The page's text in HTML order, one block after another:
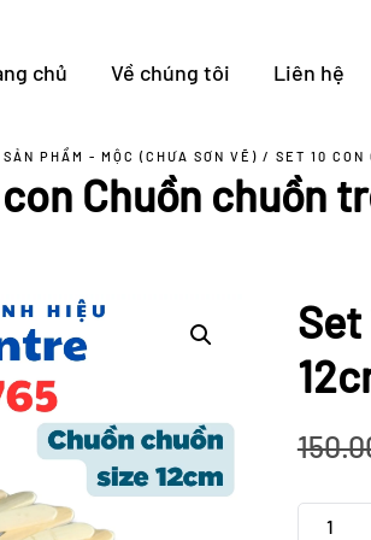
chủ Về chúng tôi Liên hệ
SẢN PHẨM - MỘC (CHƯA SƠN VẼ) / SET 10 CON
Chuồn chuồn
Set